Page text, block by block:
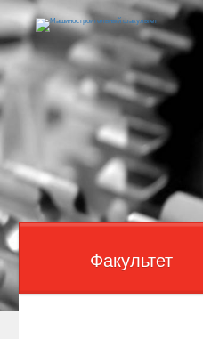
Факультет